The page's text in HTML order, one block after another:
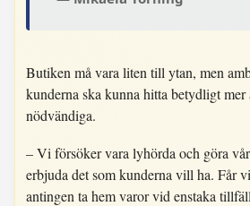
Butiken må vara liten till ytan, men
kunderna ska kunna hitta betydligt mer
nödvändiga.
– Vi försöker vara lyhörda och göra
erbjuda det som kunderna vill ha. Får
antingen ta hem varor vid enstaka